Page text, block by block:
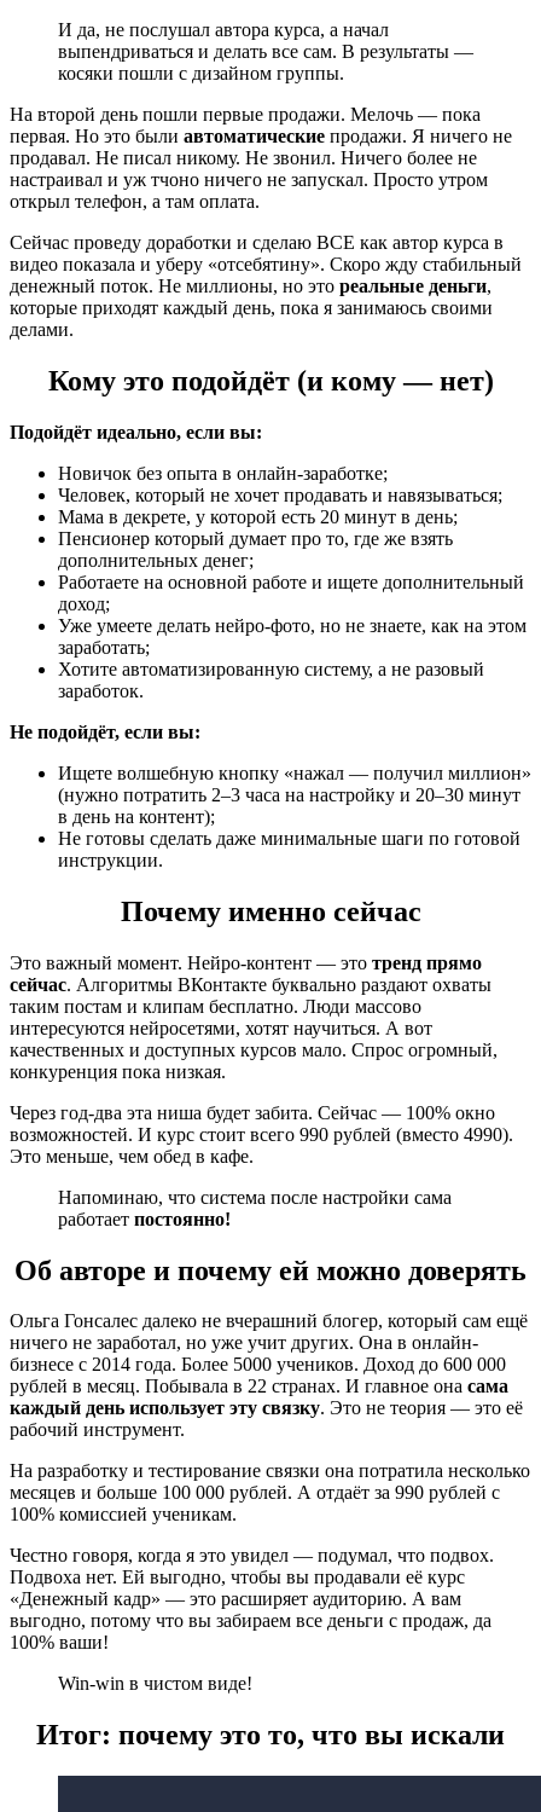
И да, не послушал автора курса, а начал
выпендриваться и делать все сам. В результаты —
косяки пошли с дизайном группы.
На второй день пошли первые продажи. Мелочь — пока
первая. Но это были автоматические продажи. Я ничего не
продавал. Не писал никому. Не звонил. Ничего более не
настраивал и уж тчоно ничего не запускал. Просто утром
открыл телефон, а там оплата.
Сейчас проведу доработки и сделаю ВСЕ как автор курса в
видео показала и уберу «отсебятину». Скоро жду стабильный
денежный поток. Не миллионы, но это реальные деньги,
которые приходят каждый день, пока я занимаюсь своими
делами.
Кому это подойдёт (и кому — нет)
Подойдёт идеально, если вы:
Новичок без опыта в онлайн-заработке;
Человек, который не хочет продавать и навязываться;
Мама в декрете, у которой есть 20 минут в день;
Пенсионер который думает про то, где же взять
дополнительных денег;
Работаете на основной работе и ищете дополнительный
доход;
Уже умеете делать нейро-фото, но не знаете, как на этом
заработать;
Хотите автоматизированную систему, а не разовый
заработок.
Не подойдёт, если вы:
Ищете волшебную кнопку «нажал — получил миллион»
(нужно потратить 2–3 часа на настройку и 20–30 минут
в день на контент);
Не готовы сделать даже минимальные шаги по готовой
инструкции.
Почему именно сейчас
Это важный момент. Нейро-контент — это тренд прямо
сейчас. Алгоритмы ВКонтакте буквально раздают охваты
таким постам и клипам бесплатно. Люди массово
интересуются нейросетями, хотят научиться. А вот
качественных и доступных курсов мало. Спрос огромный,
конкуренция пока низкая.
Через год-два эта ниша будет забита. Сейчас — 100% окно
возможностей. И курс стоит всего 990 рублей (вместо 4990).
Это меньше, чем обед в кафе.
Напоминаю, что система после настройки сама
работает постоянно!
Об авторе и почему ей можно доверять
Ольга Гонсалес далеко не вчерашний блогер, который сам ещё
ничего не заработал, но уже учит других. Она в онлайн-
бизнесе с 2014 года. Более 5000 учеников. Доход до 600 000
рублей в месяц. Побывала в 22 странах. И главное она сама
каждый день использует эту связку. Это не теория — это её
рабочий инструмент.
На разработку и тестирование связки она потратила несколько
месяцев и больше 100 000 рублей. А отдаёт за 990 рублей с
100% комиссией ученикам.
Честно говоря, когда я это увидел — подумал, что подвох.
Подвоха нет. Ей выгодно, чтобы вы продавали её курс
«Денежный кадр» — это расширяет аудиторию. А вам
выгодно, потому что вы забираем все деньги с продаж, да
100% ваши!
Win-win в чистом виде!
Итог: почему это то, что вы искали